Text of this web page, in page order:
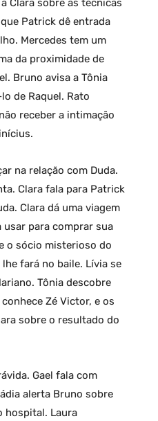
Clara sobre as técnicas
Patrick dê entrada
Mercedes tem um
da proximidade de
Bruno avisa a Tônia
de Raquel. Rato
receber a intimação
na relação com Duda.
Clara fala para Patrick
Clara dá uma viagem
usar para comprar sua
o sócio misterioso do
fará no baile. Lívia se
Tônia descobre
Zé Victor, e os
sobre o resultado do
Gael fala com
alerta Bruno sobre
hospital. Laura